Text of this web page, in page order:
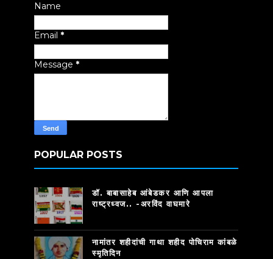
Name
Email *
Message *
POPULAR POSTS
डॉ. बाबासाहेब आंबेडकर आणि आपला
राष्ट्रध्वज.. -अरविंद वाघमारे
नामांतर शहीदांची गाथा शहीद पोचिराम कांबळे
स्मृतिदिन